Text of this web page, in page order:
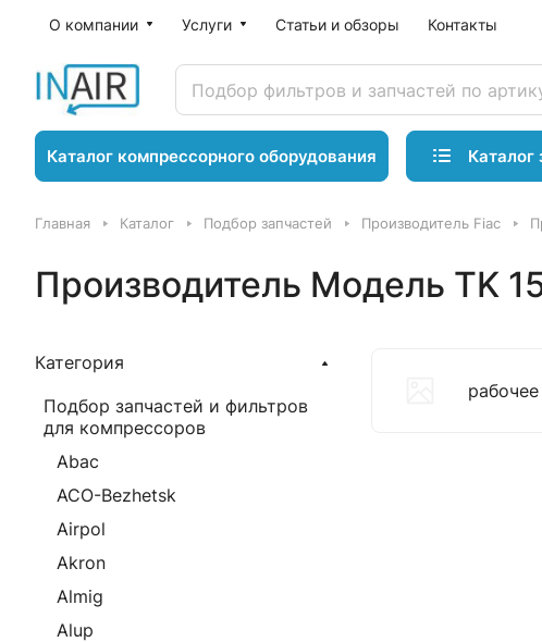
О компании Услуги Статьи и обзоры Контакты
Каталог компрессорного оборудования Каталог
Главная Каталог Подбор запчастей Производитель Fiac
Производитель Модель TK
Категория
Подбор запчастей и фильтров
для компрессоров
Abac
ACO-Bezhetsk
Airpol
Akron
Almig
Alup